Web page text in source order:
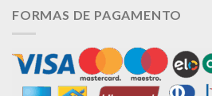
FORMAS DE PAGAMENTO